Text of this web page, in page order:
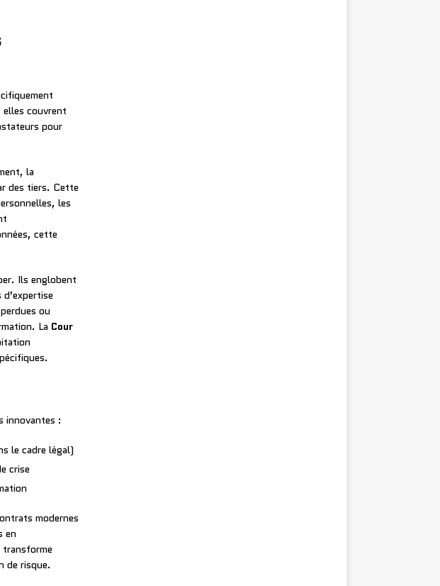
elles couvrent
pour
la
des tiers. Cette
les
cette
Ils englobent
ou
La Cour
innovantes :
le cadre légal)
crise
modernes
en
transforme
de risque.